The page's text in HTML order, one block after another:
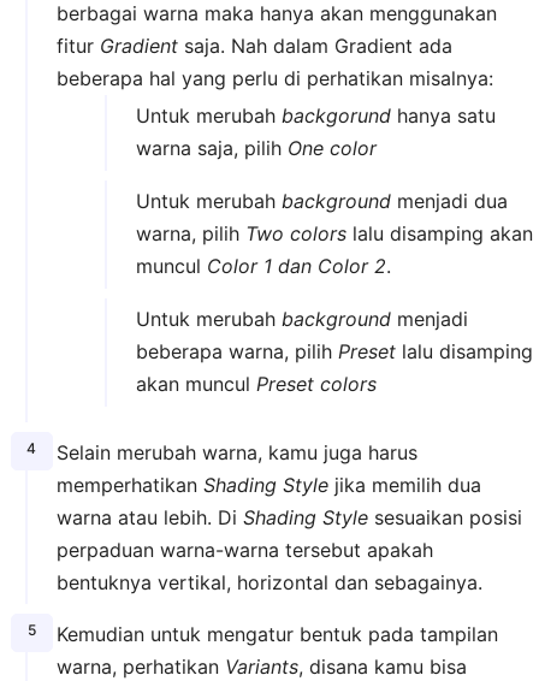
berbagai warna maka hanya akan menggunakan
fitur Gradientsaja. Nah dalam Gradient ada
beberapa hal yang perlu di perhatikan misalnya:
Untuk merubah backgorundhanya satu
warna saja, pilih One color
Untuk merubah backgroundmenjadi dua
warna, pilih Two colorslalu disamping akan
muncul Color 1 dan Color 2.
Untuk merubah backgroundmenjadi
beberapa warna, pilih Presetlalu disamping
akan muncul Preset colors
Selain merubah warna, kamu juga harus
memperhatikan Shading Stylejika memilih dua
warna atau lebih. Di Shading Stylesesuaikan posisi
perpaduan warna-warna tersebut apakah
bentuknya vertikal, horizontal dan sebagainya.
Kemudian untuk mengatur bentuk pada tampilan
warna, perhatikan Variants, disana kamu bisa